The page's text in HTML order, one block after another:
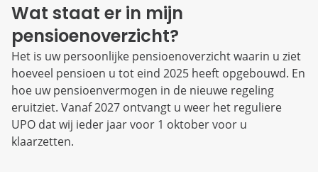
Wat staat er in mijn
pensioenoverzicht?
Het is uw persoonlijke pensioenoverzicht waarin u ziet
hoeveel pensioen u tot eind 2025 heeft opgebouwd. En
hoe uw pensioenvermogen in de nieuwe regeling
eruitziet. Vanaf 2027 ontvangt u weer het reguliere
UPO dat wij ieder jaar voor 1 oktober voor u
klaarzetten.